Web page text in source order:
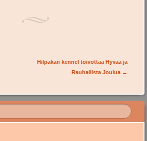
Hilpakan kennel toivottaa Hyvää ja
Rauhallista Joulua →